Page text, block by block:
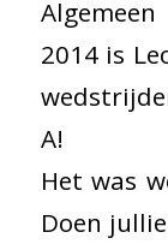
2014 is
A!
Het was
Doen